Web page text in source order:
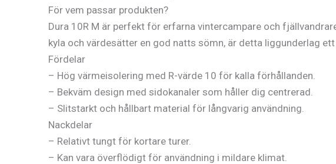
För vem passar produkten?
Dura 10R M är perfekt för erfarna vintercampare och
kyla och värdesätter en god natts sömn, är detta liggunderlag ett
Fördelar
– Hög värmeisolering med R-värde 10 för kalla förhållanden.
– Bekväm design med sidokanaler som håller dig centrerad.
– Slitstarkt och hållbart material för långvarig användning.
Nackdelar
– Relativt tungt för kortare turer.
– Kan vara överflödigt för användning i mildare klimat.